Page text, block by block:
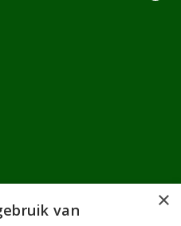
×
van